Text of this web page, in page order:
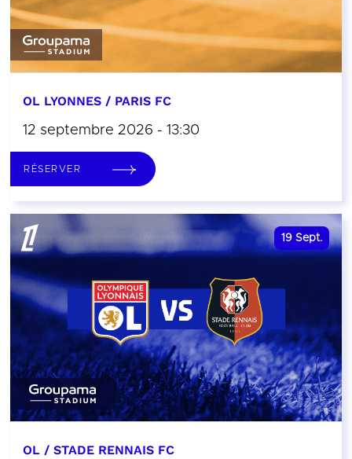
OL LYONNES / PARIS FC
12 septembre 2026 - 13:30
RÉSERVER
19 Sept.
OL / STADE RENNAIS FC